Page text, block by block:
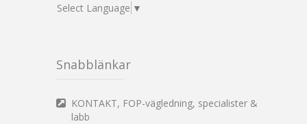
Select Language ▼
Snabblänkar
KONTAKT, FOP-vägledning, specialister &
labb